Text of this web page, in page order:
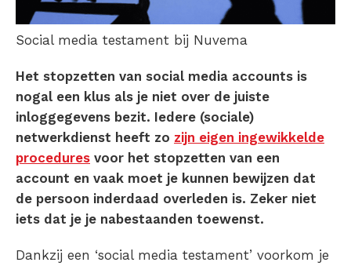
Social media testament bij Nuvema
Het stopzetten van social media accounts is
nogal een klus als je niet over de juiste
inloggegevens bezit. Iedere (sociale)
netwerkdienst heeft zo zijn eigen ingewikkelde
procedures voor het stopzetten van een
account en vaak moet je kunnen bewijzen dat
de persoon inderdaad overleden is. Zeker niet
iets dat je je nabestaanden toewenst.
Dankzij een ‘social media testament’ voorkom je